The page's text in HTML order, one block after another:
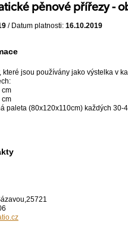
pěnové přířezy -
/ Datum platnosti: 16.10.2019
které jsou používány jako výstelka v
cm
cm
paleta (80x120x110cm) každých 30-